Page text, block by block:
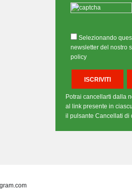
Selezionando
newsletter del nostro
policy
Potrai cancellarti dalla
al link presente in
il pulsante Cancellati di